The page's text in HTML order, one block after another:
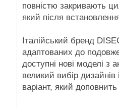
повністю закривають
який після
Італійський бренд
адаптованих до
доступні нові моделі
великий вибір дизайнів
варіант, який